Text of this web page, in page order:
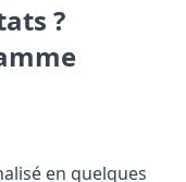
?
en quelques